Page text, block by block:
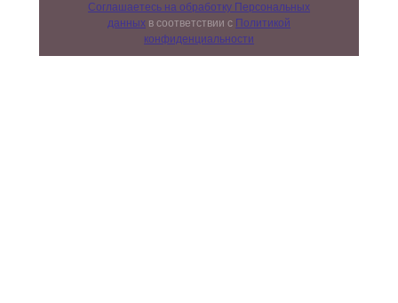
Соглашаетесь на обработку Персональных
данных в соответствии с Политикой
конфиденциальности